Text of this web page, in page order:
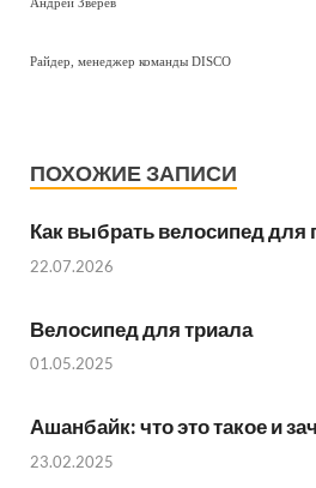
Андрей Зверев
Райдер, менеджер команды DISCO
ПОХОЖИЕ ЗАПИСИ
Как выбрать велосипед для
22.07.2026
Велосипед для триала
01.05.2025
Ашанбайк: что это такое и
23.02.2025